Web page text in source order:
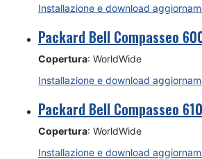
Installazione e download
Packard Bell Compasseo
Copertura: WorldWide
Installazione e download
Packard Bell Compasseo 610
Copertura: WorldWide
Installazione e download